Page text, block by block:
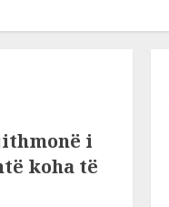
i
koha të